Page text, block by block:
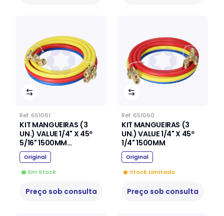
Ref. 651061
KIT MANGUEIRAS (3
UN.) VALUE 1/4" X 45º
5/16" 1500MM
(R410A/R32)
Original
Em Stock
Preço sob consulta
Ref. 651060
KIT MANGUEIRAS (3
UN.) VALUE 1/4" X 45º
1/4" 1500MM
Original
Stock Limitado
Preço sob consulta